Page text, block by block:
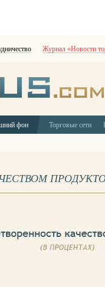
Журнал «Новости
фон Торговые сети